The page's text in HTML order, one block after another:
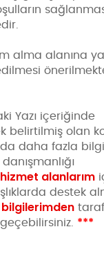
alma alanına
Yazı içeriğinde
belirtilmiş olan
daha fazla
hizmet alanlarım
destek
***